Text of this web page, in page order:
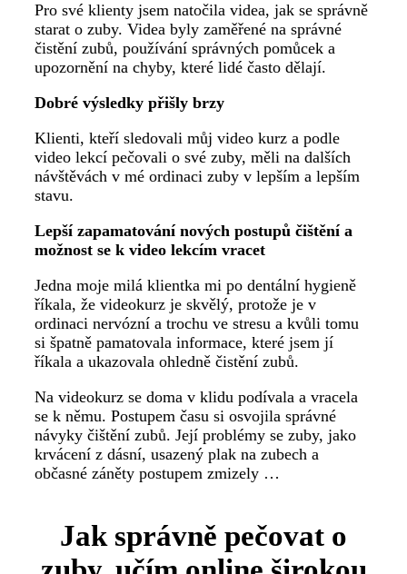
Pro své klienty jsem natočila videa, jak se správně
starat o zuby. Videa byly zaměřené na správné
čistění zubů, používání správných pomůcek a
upozornění na chyby, které lidé často dělají.
Dobré výsledky přišly brzy
Klienti, kteří sledovali můj video kurz a podle
video lekcí pečovali o své zuby, měli na dalších
návštěvách v mé ordinaci zuby v lepším a lepším
stavu.
Lepší zapamatování nových postupů čištění a
možnost se k video lekcím vracet
Jedna moje milá klientka mi po dentální hygieně
říkala, že videokurz je skvělý, protože je v
ordinaci nervózní a trochu ve stresu a kvůli tomu
si špatně pamatovala informace, které jsem jí
říkala a ukazovala ohledně čistění zubů.
Na videokurz se doma v klidu podívala a vracela
se k němu. Postupem času si osvojila správné
návyky čištění zubů. Její problémy se zuby, jako
krvácení z dásní, usazený plak na zubech a
občasné záněty postupem zmizely …
Jak správně pečovat o